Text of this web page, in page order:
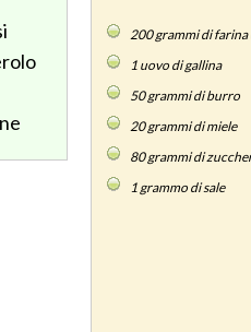
200grammi di farina
1uovo di gallina
50grammi di burro
20grammi di miele
80grammi di
1grammo di sale